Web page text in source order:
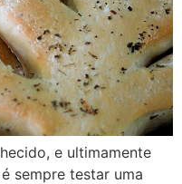
e ultimamente
sempre testar uma